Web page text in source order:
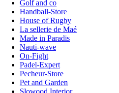
Golf and co
Handball-Store
House of Rugby
La sellerie de Maé
Made in Paradis
Nauti-wave
On-Fight
Padel-Expert
Pecheur-Store
Pet and Garden